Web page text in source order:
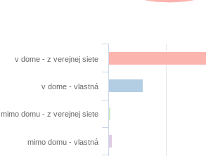
v dome - z verejnej siete
v dome - vlastná
mimo domu - z verejnej siete
mimo domu - vlastná